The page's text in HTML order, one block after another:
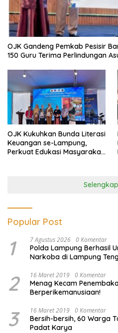
OJK Gandeng Pemkab Pesisir
150 Guru Terima Perlindungan
OJK Kukuhkan Bunda Literasi
Keuangan se-Lampung,
Perkuat Edukasi Masyarakat
Popular Post
1 7 Agustus 2026 0 Komentar
Polda Lampung Berhasil
Narkoba di Lampung
2 16 Maret 2019 0 Komentar
Menag Kecam
Berperikemanusiaan!
3 16 Maret 2019 0 Komentar
Bersih-bersih, 60 Warga
Padat Karya